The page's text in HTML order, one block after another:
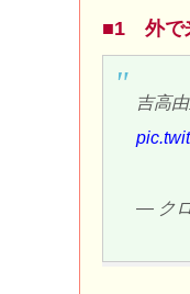
■1 外で
吉高
— ク